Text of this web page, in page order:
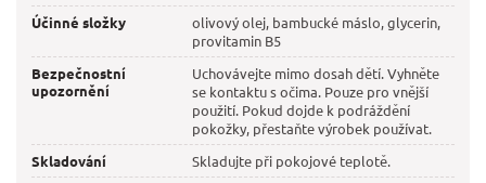
Účinné složky
olivový olej, bambucké máslo, glycerin,
provitamin B5
Bezpečnostní
upozornění
Uchovávejte mimo dosah dětí. Vyhněte
se kontaktu s očima. Pouze pro vnější
použití. Pokud dojde k podráždění
pokožky, přestaňte výrobek používat.
Skladování
Skladujte při pokojové teplotě.